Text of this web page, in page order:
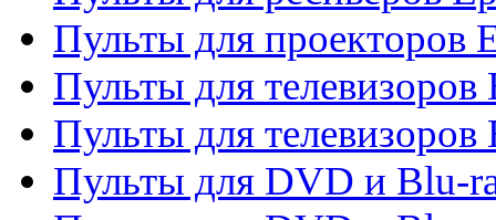
Пульты для проекторов
Пульты для телевизоров
Пульты для телевизоров
Пульты для DVD и Blu-